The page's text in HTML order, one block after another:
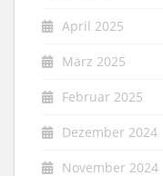
April 2025
März 2025
Februar 2025
Dezember 2024
November 2024